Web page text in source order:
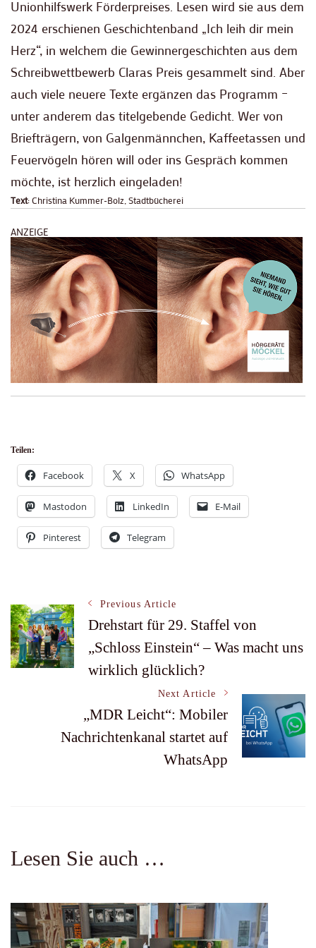
Unionhilfswerk Förderpreises. Lesen wird sie aus dem
2024 erschienen Geschichtenband „Ich leih dir mein
Herz“, in welchem die Gewinnergeschichten aus dem
Schreibwettbewerb Claras Preis gesammelt sind. Aber
auch viele neuere Texte ergänzen das Programm –
unter anderem das titelgebende Gedicht. Wer von
Briefträgern, von Galgenmännchen, Kaffeetassen und
Feuervögeln hören will oder ins Gespräch kommen
möchte, ist herzlich eingeladen!
Text: Christina Kummer-Bolz, Stadtbücherei
ANZEIGE
Teilen:
Facebook X WhatsApp
Mastodon LinkedIn E-Mail
Pinterest Telegram
Post
Navigation
Previous Article
Drehstart für 29. Staffel von
„Schloss Einstein“ – Was macht uns
wirklich glücklich?
Next Article
„MDR Leicht“: Mobiler
Nachrichtenkanal startet auf
WhatsApp
Lesen Sie auch …